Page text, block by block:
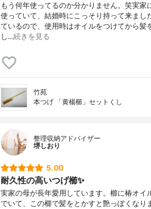
もう何年使ってるのか分かりません。笑実家
使っていて、結婚時にこっそり持って来まし
ているので、使用時はオイルをつけてから髪
し…続きを見る
竹苑
本つげ 「黄楊櫛」セットくし
整理収納アドバイザー
堺しおり
5.00
耐久性の高いつげ櫛✨
実家の母が長年愛用しています。櫛に椿オイ
でいて、この櫛で髪をとかすと艶っぽくなり